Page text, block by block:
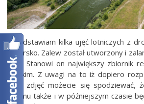
Przedstawiam kilka ujęć lotniczych z
Jeziorsko. Zalew został utworzony i
roku. Stanowi on największy zbiornik
łódzkim. Z uwagi na to iż dopiero
typu zdjęć możecie się spodziewać,
albumu także i w późniejszym czasie